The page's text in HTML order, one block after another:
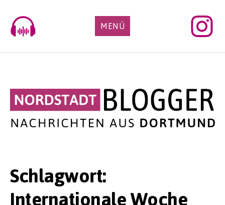
content
MENÜ
Schlagwort:
Internationale Woche